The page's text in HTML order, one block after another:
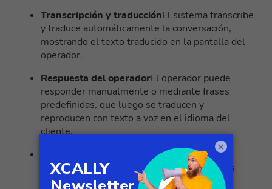
Transcripción y traducciónEl sistema transcribe
y traduce automáticamente la conversación,
mostrando el texto traducido en la pantalla del
operador.
Respuesta del operadorEl operador puede
responder manualmente o mediante frases
predefinidas, que luego se traducen y
reproducen con texto a voz en el idioma del
cliente.
El sistema gestiona todo el
diálogo, facilitando la comunicación entre las
partes en tiempo real.
×